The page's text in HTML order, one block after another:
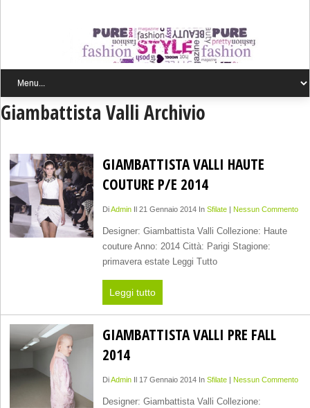
Giambattista Valli Archivio
GIAMBATTISTA VALLI HAUTE
COUTURE P/E 2014
DiAdminIl 21 Gennaio 2014 In Sfilate| Nessun Commento
Designer: Giambattista Valli Collezione: Haute
couture Anno: 2014 Città: Parigi Stagione:
primavera estate Leggi Tutto
Leggi tutto
GIAMBATTISTA VALLI PRE FALL
2014
DiAdminIl 17 Gennaio 2014 In Sfilate| Nessun Commento
Designer: Giambattista Valli Collezione: